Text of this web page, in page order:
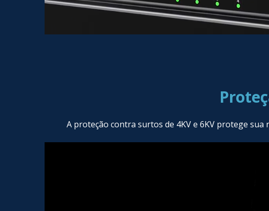
A proteção contra surtos de 4KV e 6KV protege